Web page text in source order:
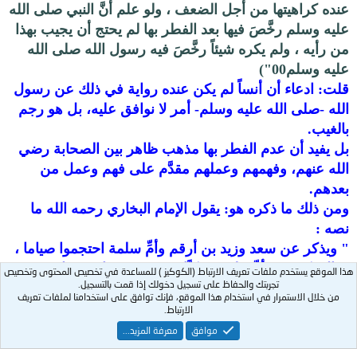
عنده كراهيتها من أجل الضعف ، ولو علم أنَّ النبي صلى الله
عليه وسلم رخَّصَ فيها بعد الفطر بها لم يحتج أن يجيب بهذا
من رأيه ، ولم يكره شيئاً رخَّصَ فيه رسول الله صلى الله
عليه وسلم00")
قلت: ادعاء أن أنساً لم يكن عنده رواية في ذلك عن رسول
الله -صلى الله عليه وسلم- أمر لا نوافق عليه، بل هو رجم
بالغيب.
بل يفيد أن عدم الفطر بها مذهب ظاهر بين الصحابة رضي
الله عنهم، وفهمهم وعملهم مقدَّم على فهم وعمل من
بعدهم.
ومن ذلك ما ذكره هو: يقول الإمام البخاري رحمه الله ما
نصه :
" ويذكر عن سعد وزيد بن أرقم وأمِّ سلمة احتجموا صياما ،
وقال بكير عن أمِّ علقمة : كنَّا نحتجم عند عائشة فلا تنهى.
وقال الحافظ البيهقي :" وروينا في الرخصة في ذلك – أي
في إباحة الحجامة للصائم – عن سعد بن أبي وقَّاص وعبد
الله بن مسعود وعبد الله بن عبَّاس وعبد الله بن عمر
هذا الموقع يستخدم ملفات تعريف الارتباط (الكوكيز ) للمساعدة في تخصيص المحتوى وتخصيص
تجربتك والحفاظ على تسجيل دخولك إذا قمت بالتسجيل.
من خلال الاستمرار في استخدام هذا الموقع، فإنك توافق على استخدامنا لملفات تعريف
الارتباط.
موافق
معرفة المزيد...